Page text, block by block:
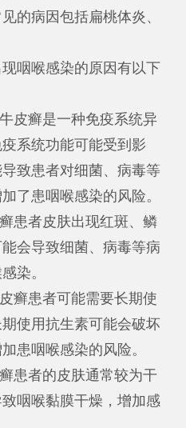
的病因包括扁桃体炎、
咽喉感染的原因有以下
癣是一种免疫系统异
系统功能可能受到影
致患者对细菌、病毒等
了患咽喉感染的风险。
者皮肤出现红斑、鳞
会导致细菌、病毒等病
染。
患者可能需要长期使
使用抗生素可能会破坏
患咽喉感染的风险。
者的皮肤通常较为干
咽喉黏膜干燥，增加感